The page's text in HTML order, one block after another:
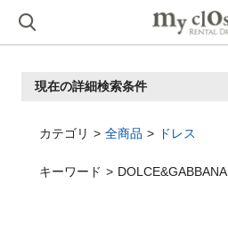
現在の詳細検索条件
カテゴリ 全商品 ドレス
キーワード DOLCE&GABBANA